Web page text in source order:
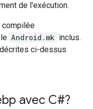
de l'exécution.
compilée
Android.mk inclus.
ci-dessus
avec C#?